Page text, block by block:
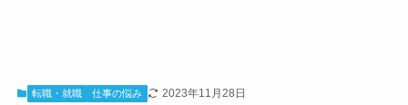
転職・就職 仕事の悩み 2023年11月28日